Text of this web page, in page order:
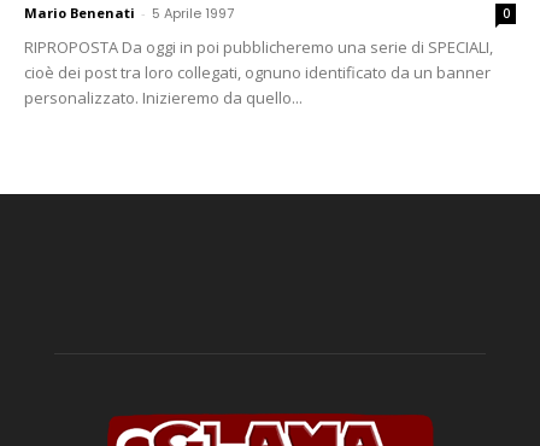
Mario Benenati - 5 Aprile 1997 0
RIPROPOSTA Da oggi in poi pubblicheremo una serie di SPECIALI,
cioè dei post tra loro collegati, ognuno identificato da un banner
personalizzato. Inizieremo da quello...